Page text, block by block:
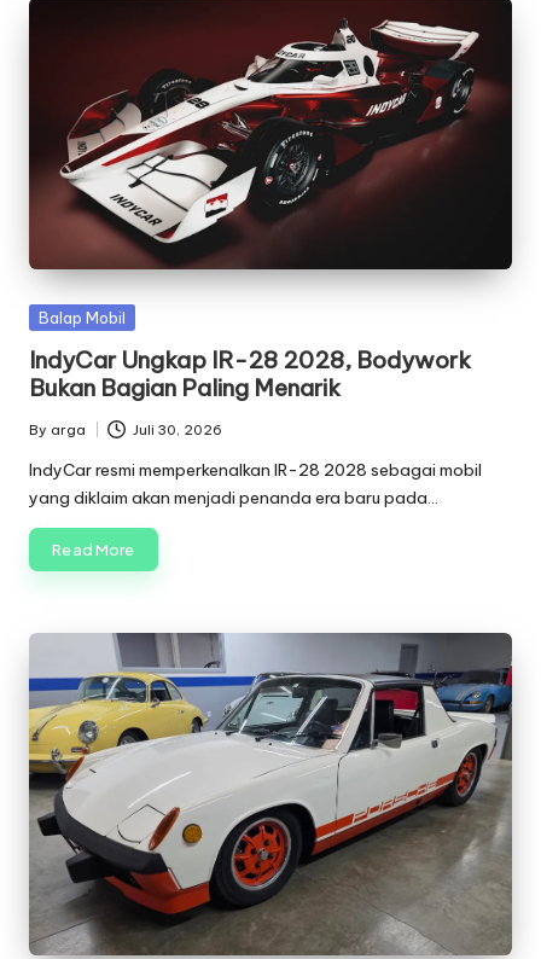
Posted
Balap Mobil
IndyCar Ungkap IR-28 2028, Bodywork
Bukan Bagian Paling Menarik
Posted
by
By arga Juli 30, 2026
IndyCar resmi memperkenalkan IR-28 2028 sebagai mobil
yang diklaim akan menjadi penanda era baru pada…
Read More